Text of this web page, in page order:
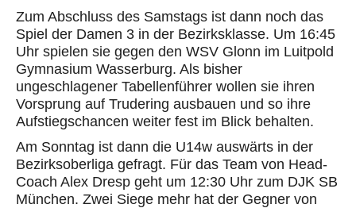
Zum Abschluss des Samstags ist dann noch das
Spiel der Damen 3 in der Bezirksklasse. Um 16:45
Uhr spielen sie gegen den WSV Glonn im Luitpold
Gymnasium Wasserburg. Als bisher
ungeschlagener Tabellenführer wollen sie ihren
Vorsprung auf Trudering ausbauen und so ihre
Aufstiegschancen weiter fest im Blick behalten.
Am Sonntag ist dann die U14w auswärts in der
Bezirksoberliga gefragt. Für das Team von Head-
Coach Alex Dresp geht um 12:30 Uhr zum DJK SB
München. Zwei Siege mehr hat der Gegner von